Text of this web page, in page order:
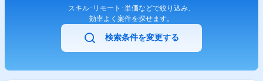
スキル･リモート･単価などで絞り込み、
効率よく案件を探せます。
検索条件を変更する